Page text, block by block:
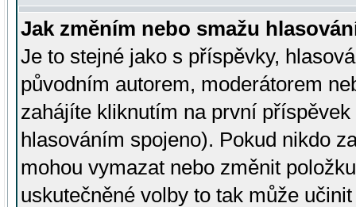
Jak změním nebo smažu
Je to stejné jako s příspěvky,
původním autorem, moderátorem
zahájíte kliknutím na první
hlasováním spojeno). Pokud nikdo
mohou vymazat nebo změnit
uskutečněné volby to tak může